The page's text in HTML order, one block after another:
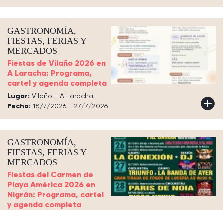
GASTRONOMÍA,
FIESTAS, FERIAS Y
MERCADOS
Fiestas de Vilaño 2026 en
A Laracha: Programa,
cartel y agenda completa
Lugar: Vilaño - A Laracha
Fecha: 18/7/2026 - 27/7/2026
GASTRONOMÍA,
FIESTAS, FERIAS Y
MERCADOS
Fiestas del Carmen de
Playa América 2026 en
Nigrán: Programa, cartel
y agenda completa